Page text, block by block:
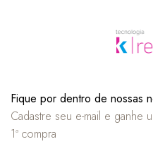
Fique por dentro de nossas
Cadastre seu e-mail e ganhe
1ª compra